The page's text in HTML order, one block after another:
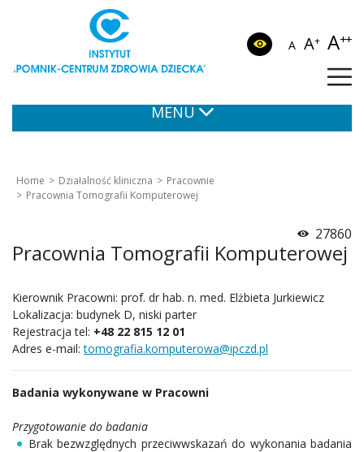
A A+ A++
MENU
Home Działalność kliniczna
Pracownie
Pracownia Tomografii Komputerowej
27860
Pracownia Tomografii Komputerowej
Kierownik Pracowni: prof. dr hab. n. med. Elżbieta Jurkiewicz
Lokalizacja: budynek D, niski parter
Rejestracja tel: +48 22 815 12 01
Adres e-mail:tomografia.komputerowa@ipczd.pl
Badania wykonywane w Pracowni
Przygotowanie do badania
Brak bezwzględnych przeciwwskazań do wykonania badania